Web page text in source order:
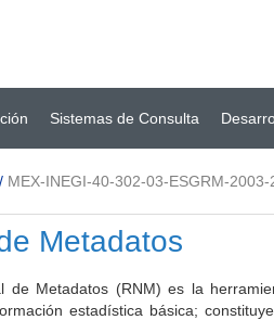
Sistemas de Consulta
/ MEX-INEGI-40-302-03-ESGRM-2003-
Metadatos
de Metadatos (RNM) es la
estadística básica;